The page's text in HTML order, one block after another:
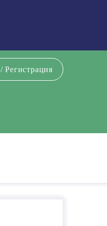
/Регистрация